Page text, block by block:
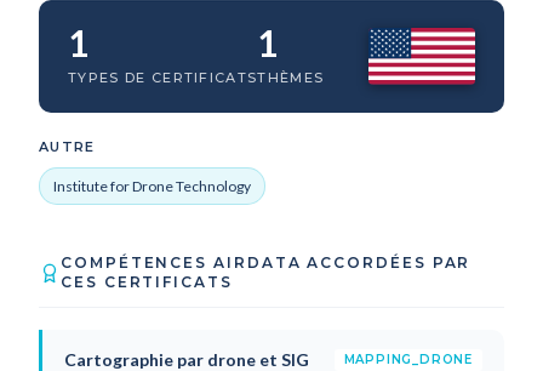
1
TYPES DE CERTIFICATS
1
THÈMES
AUTRE
Institute for Drone Technology
COMPÉTENCES AIRDATA ACCORDÉES PAR
CES CERTIFICATS
Cartographie par drone et SIG MAPPING_DRONE